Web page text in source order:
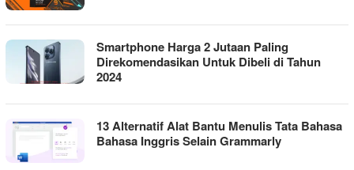
Smartphone Harga 2 Jutaan Paling
Direkomendasikan Untuk Dibeli di Tahun
2024
13 Alternatif Alat Bantu Menulis Tata Bahasa
Bahasa Inggris Selain Grammarly